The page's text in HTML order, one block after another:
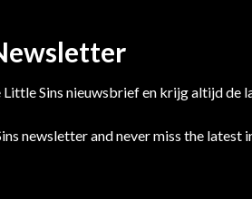
Little Sins nieuwsbrief en krijg altijd de
newsletter and never miss the